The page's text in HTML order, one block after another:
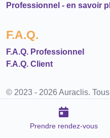
Professionnel - en savoir
F.A.Q.
F.A.Q. Professionnel
F.A.Q. Client
© 2023 - 2026 Auraclis.
Prendre rendez-vous